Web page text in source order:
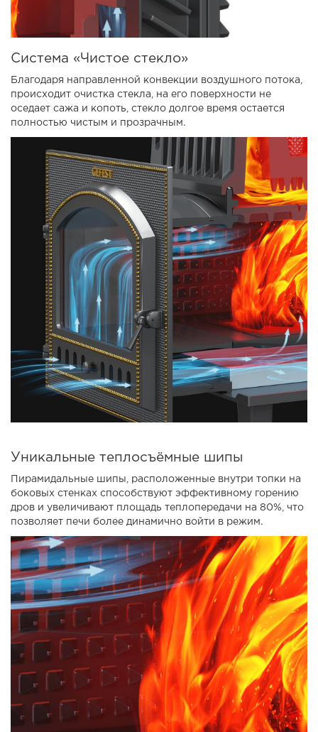
Система «Чистое стекло»
Благодаря направленной конвекции воздушного потока,
происходит очистка стекла, на его поверхности не
оседает сажа и копоть, стекло долгое время остается
полностью чистым и прозрачным.
Уникальные теплосъёмные шипы
Пирамидальные шипы, расположенные внутри топки на
боковых стенках способствуют эффективному горению
дров и увеличивают площадь теплопередачи на 80%, что
позволяет печи более динамично войти в режим.